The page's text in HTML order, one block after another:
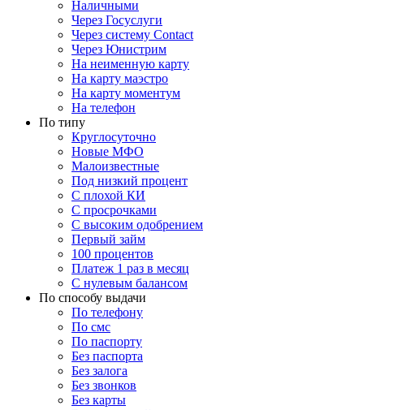
Наличными
Через Госуслуги
Через систему Contact
Через Юнистрим
На неименную карту
На карту маэстро
На карту моментум
На телефон
По типу
Круглосуточно
Новые МФО
Малоизвестные
Под низкий процент
С плохой КИ
С просрочками
С высоким одобрением
Первый займ
100 процентов
Платеж 1 раз в месяц
C нулевым балансом
По способу выдачи
По телефону
По смс
По паспорту
Без паспорта
Без залога
Без звонков
Без карты